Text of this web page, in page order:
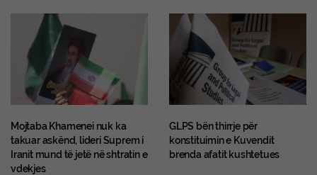
Mojtaba Khamenei nuk ka
takuar askënd, lideri Suprem i
Iranit mund të jetë në shtratin e
vdekjes
GLPS bën thirrje për
konstituimin e Kuvendit
brenda afatit kushtetues